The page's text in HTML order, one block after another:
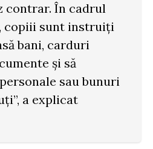
contrar. În cadrul
copiii sunt instruiți
bani, carduri
și să
sau bunuri
a explicat